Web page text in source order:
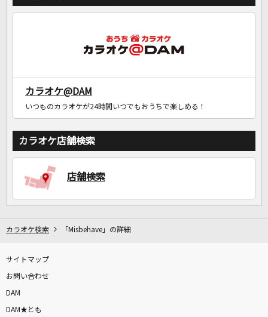
カラオケ@DAM
いつものカラオケが24時間いつでもおうちで楽しめる！
カラオケ店舗検索
店舗検索
カラオケ検索 「Misbehave」の詳細
サイトマップ
お問い合わせ
DAM
DAM★とも